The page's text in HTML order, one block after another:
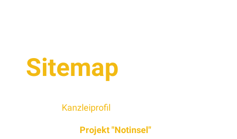
Sitemap
Kanzleiprofil
Projekt "Notinsel"